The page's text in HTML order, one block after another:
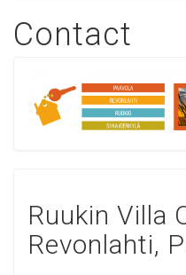
Contact
Ruukin Villa
Revonlahti,